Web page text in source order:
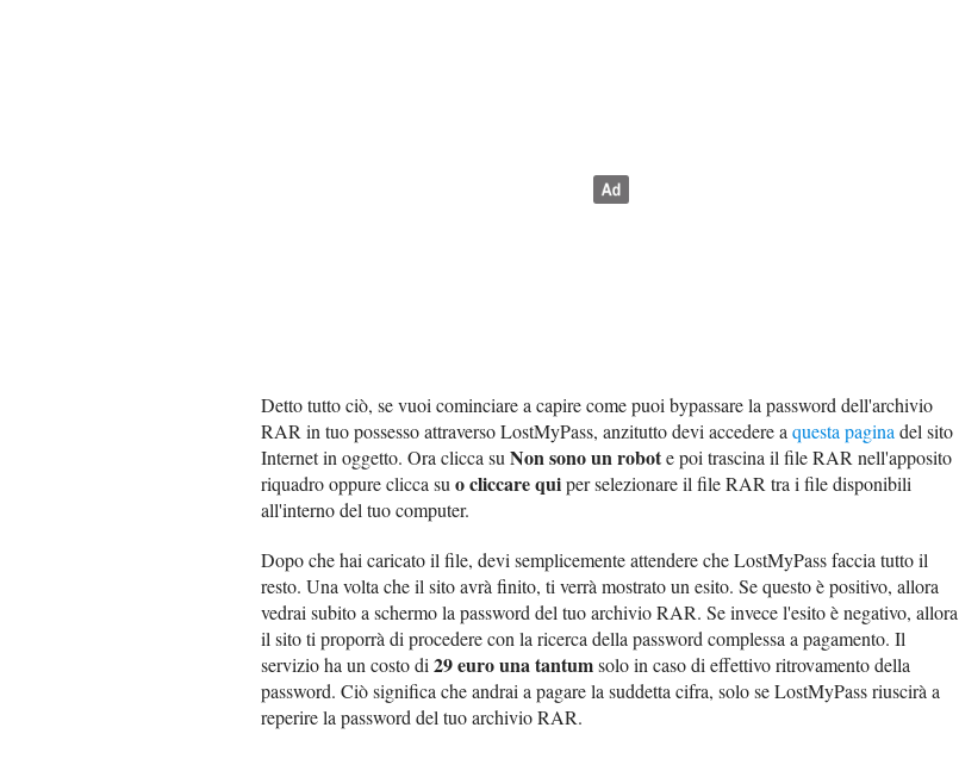
Detto tutto ciò, se vuoi cominciare a capire come puoi bypassare la password dell'archivio
RAR in tuo possesso attraverso LostMyPass, anzitutto devi accedere aquesta paginadel sito
Internet in oggetto. Ora clicca suNon sono un robote poi trascina il file RAR nell'apposito
riquadro oppure clicca suo cliccare quiper selezionare il file RAR tra i file disponibili
all'interno del tuo computer.
Dopo che hai caricato il file, devi semplicemente attendere che LostMyPass faccia tutto il
resto. Una volta che il sito avrà finito, ti verrà mostrato un esito. Se questo è positivo, allora
vedrai subito a schermo la password del tuo archivio RAR. Se invece l'esito è negativo, allora
il sito ti proporrà di procedere con la ricerca della password complessa a pagamento. Il
servizio ha un costo di29 euro una tantumsolo in caso di effettivo ritrovamento della
password. Ciò significa che andrai a pagare la suddetta cifra, solo se LostMyPass riuscirà a
reperire la password del tuo archivio RAR.